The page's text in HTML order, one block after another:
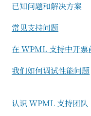
已知问题和解决方案
常见支持问题
在 WPML 支持中开票
我们如何调试性能问题
认识 WPML 支持团队